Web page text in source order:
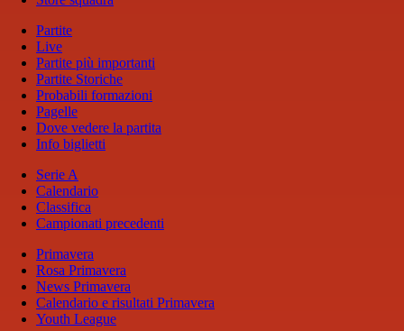
Partite
Live
Partite più importanti
Partite Storiche
Probabili formazioni
Pagelle
Dove vedere la partita
Info biglietti
Serie A
Calendario
Classifica
Campionati precedenti
Primavera
Rosa Primavera
News Primavera
Calendario e risultati Primavera
Youth League